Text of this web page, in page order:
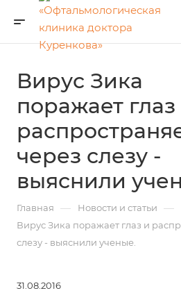
Вирус Зика
поражает глаз
через слезу -
выяснили
Главная — Новости и статьи —
Вирус Зика поражает глаз и
слезу - выяснили ученые.
31.08.2016